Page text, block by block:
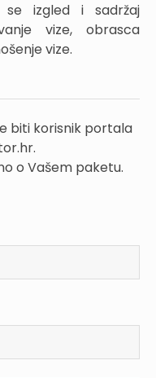
se izgled i sadržaj
vize, obrasca
vize.
biti korisnik portala
o Vašem paketu.